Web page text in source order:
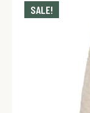
SALE!